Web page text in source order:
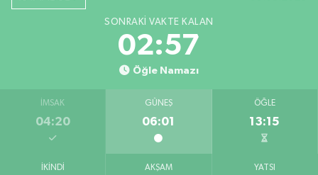
SONRAKI VAKTE KALAN
02:56
Öğle Namazı
İMSAK
04:20
GÜNEŞ
06:01
ÖĞLE
13:15
İKINDI AKŞAM YATSI